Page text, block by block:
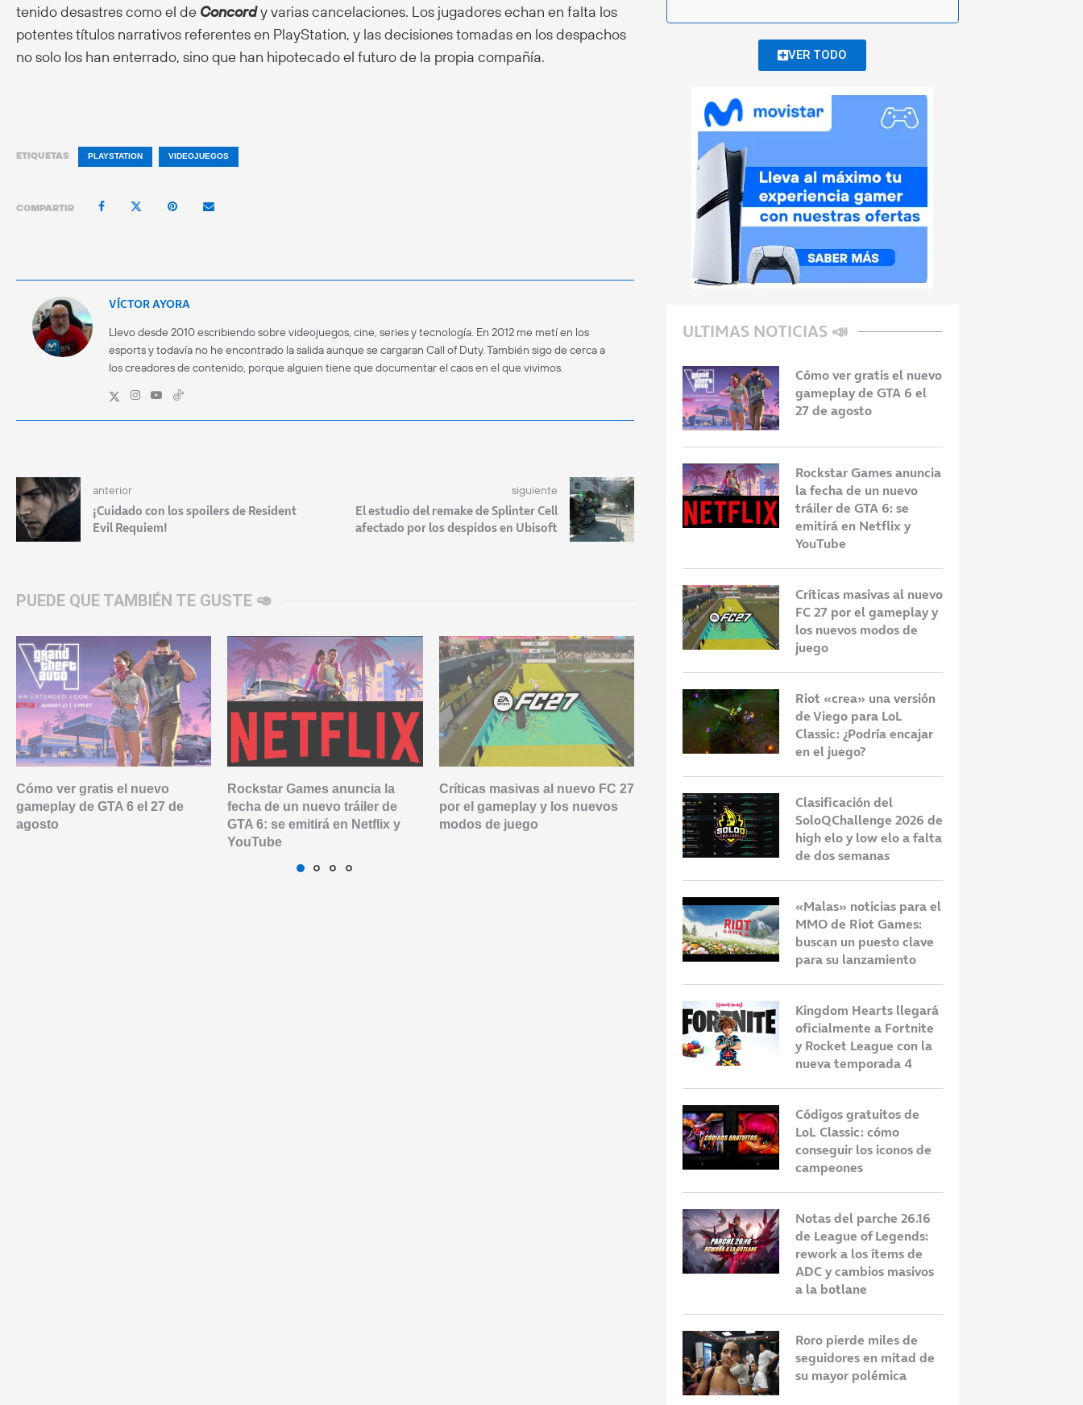
tenido desastres como el de Concordy varias cancelaciones. Los jugadores echan en falta los
potentes títulos narrativos referentes en PlayStation, y las decisiones tomadas en los despachos
no solo los han enterrado, sino que han hipotecado el futuro de la propia compañía.
ETIQUETAS PLAYSTATION VIDEOJUEGOS
COMPARTIR
VÍCTOR AYORA
Llevo desde 2010 escribiendo sobre videojuegos, cine, series y tecnología. En 2012 me metí en los
esports y todavía no he encontrado la salida aunque se cargaran Call of Duty. También sigo de cerca a
los creadores de contenido, porque alguien tiene que documentar el caos en el que vivimos.
anterior
¡Cuidado con los spoilers de Resident
Evil Requiem!
siguiente
El estudio del remake de Splinter Cell
afectado por los despidos en Ubisoft
PUEDE QUE TAMBIÉN TE GUSTE 🥑
Cómo ver gratis el nuevo
gameplay de GTA 6 el 27 de
agosto
Rockstar Games anuncia la
fecha de un nuevo tráiler de
GTA 6: se emitirá en Netflix y
YouTube
Críticas masivas al nuevo FC 27
por el gameplay y los nuevos
modos de juego
de Riot Games: buscan un
puesto clave para su
lanzamiento
Así será el nuevo MMO de
móviles
VER TODO
ULTIMAS NOTICIAS 📣
Cómo ver gratis el nuevo
gameplay de GTA 6 el
27 de agosto
Rockstar Games anuncia
la fecha de un nuevo
tráiler de GTA 6: se
emitirá en Netflix y
YouTube
Críticas masivas al nuevo
FC 27 por el gameplay y
los nuevos modos de
juego
Riot «crea» una versión
de Viego para LoL
Classic: ¿Podría encajar
en el juego?
Clasificación del
SoloQChallenge 2026 de
high elo y low elo a falta
de dos semanas
«Malas» noticias para el
MMO de Riot Games:
buscan un puesto clave
para su lanzamiento
Kingdom Hearts llegará
oficialmente a Fortnite
y Rocket League con la
nueva temporada 4
Códigos gratuitos de
LoL Classic: cómo
conseguir los iconos de
campeones
Notas del parche 26.16
de League of Legends:
rework a los ítems de
ADC y cambios masivos
a la botlane
Roro pierde miles de
seguidores en mitad de
su mayor polémica